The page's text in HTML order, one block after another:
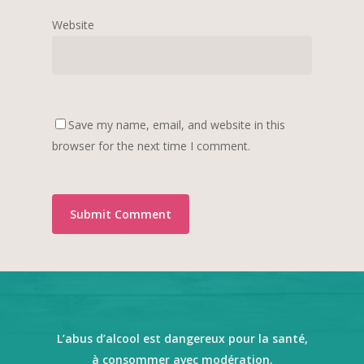
Website
Save my name, email, and website in this
browser for the next time I comment.
L’abus d’alcool est dangereux pour la santé,
à consommer avec modération.